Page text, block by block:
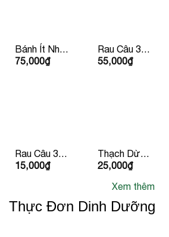
Bánh Ít Nhân
Tôm Thịt
75,000₫
Rau Câu 3
Màu
55,000₫
Rau Câu 3
Màu Ly
15,000₫
Thạch Dừa
Hạt Chia
25,000₫
Xem thêm
Thực Đơn Dinh Dưỡng